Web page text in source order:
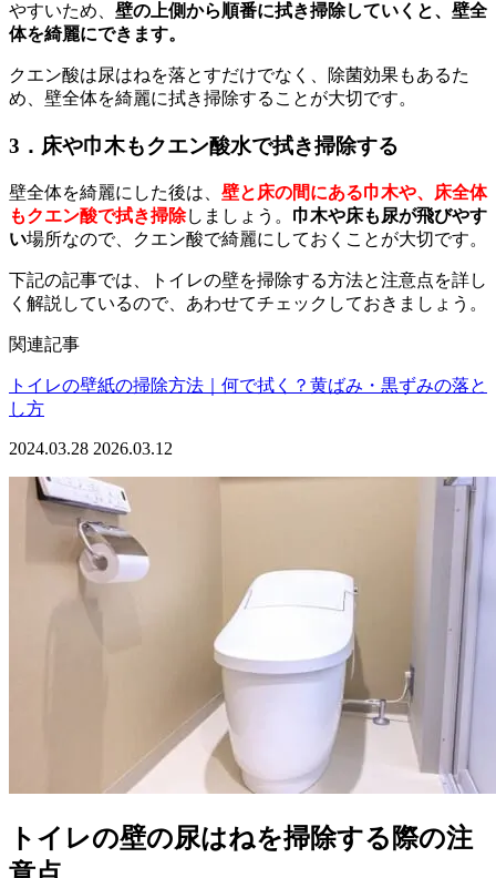
やすいため、 壁の上側から順番に拭き掃除していくと、壁全
体を綺麗にできます。
クエン酸は尿はねを落とすだけでなく、除菌効果もあるた
め、壁全体を綺麗に拭き掃除することが大切です。
3．床や巾木もクエン酸水で拭き掃除する
壁全体を綺麗にした後は、 壁と床の間にある巾木や、床全体
もクエン酸で拭き掃除しましょう。 巾木や床も尿が飛びやす
い場所なので、クエン酸で綺麗にしておくことが大切です。
下記の記事では、トイレの壁を掃除する方法と注意点を詳し
く解説しているので、あわせてチェックしておきましょう。
関連記事
トイレの壁紙の掃除方法｜何で拭く？黄ばみ・黒ずみの落と
し方
2024.03.28 2026.03.12
トイレの壁の尿はねを掃除する際の注